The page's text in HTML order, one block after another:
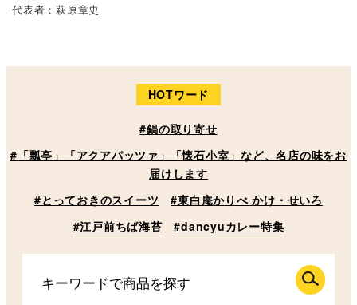
代表者：萩原章史
HOTワード
#鍋の取り寄せ
#「瓢亭」「アクアパッツァ」「懐石小室」など、名店の味をお
届けします
#とっておきのスイーツ
#東白庵かりべ かけ・せいろ
#江戸前ちば海苔
#dancyuカレー特集